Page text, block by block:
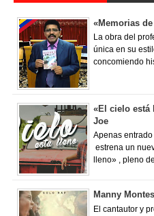
«Memorias
La obra del
única en su
concomiendo
«El cielo está
Joe
Apenas
estrena un
lleno» , pleno
Manny
El cantautor y